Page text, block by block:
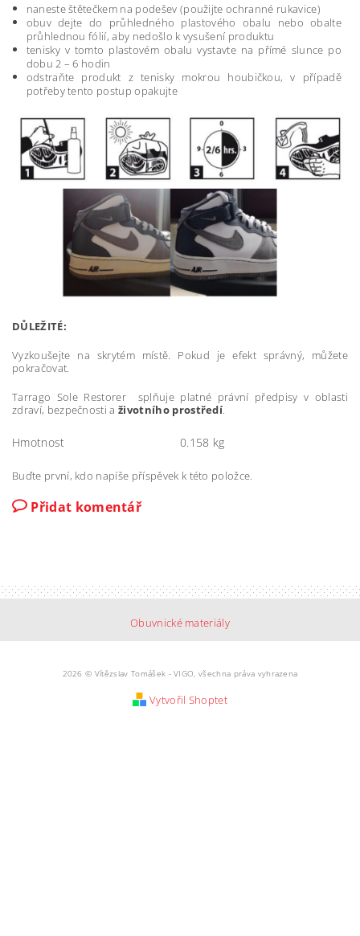
naneste štětečkem na podešev (použijte ochranné rukavice)
obuv dejte do průhledného plastového obalu nebo obalte
průhlednou fólií, aby nedošlo k vysušení produktu
tenisky v tomto plastovém obalu vystavte na přímé slunce po
dobu 2 – 6 hodin
odstraňte produkt z tenisky mokrou houbičkou, v případě
potřeby tento postup opakujte
DŮLEŽITÉ:
Vyzkoušejte na skrytém místě. Pokud je efekt správný, můžete
pokračovat.
Tarrago Sole Restorer splňuje platné právní předpisy v oblasti
zdraví, bezpečnosti aživotního prostředí.
Hmotnost 0.158 kg
Buďte první, kdo napíše příspěvek k této položce.
Přidat komentář
Obuvnické materiály
2026 © Vítězslav Tomášek - VIGO, všechna práva vyhrazena
Vytvořil Shoptet